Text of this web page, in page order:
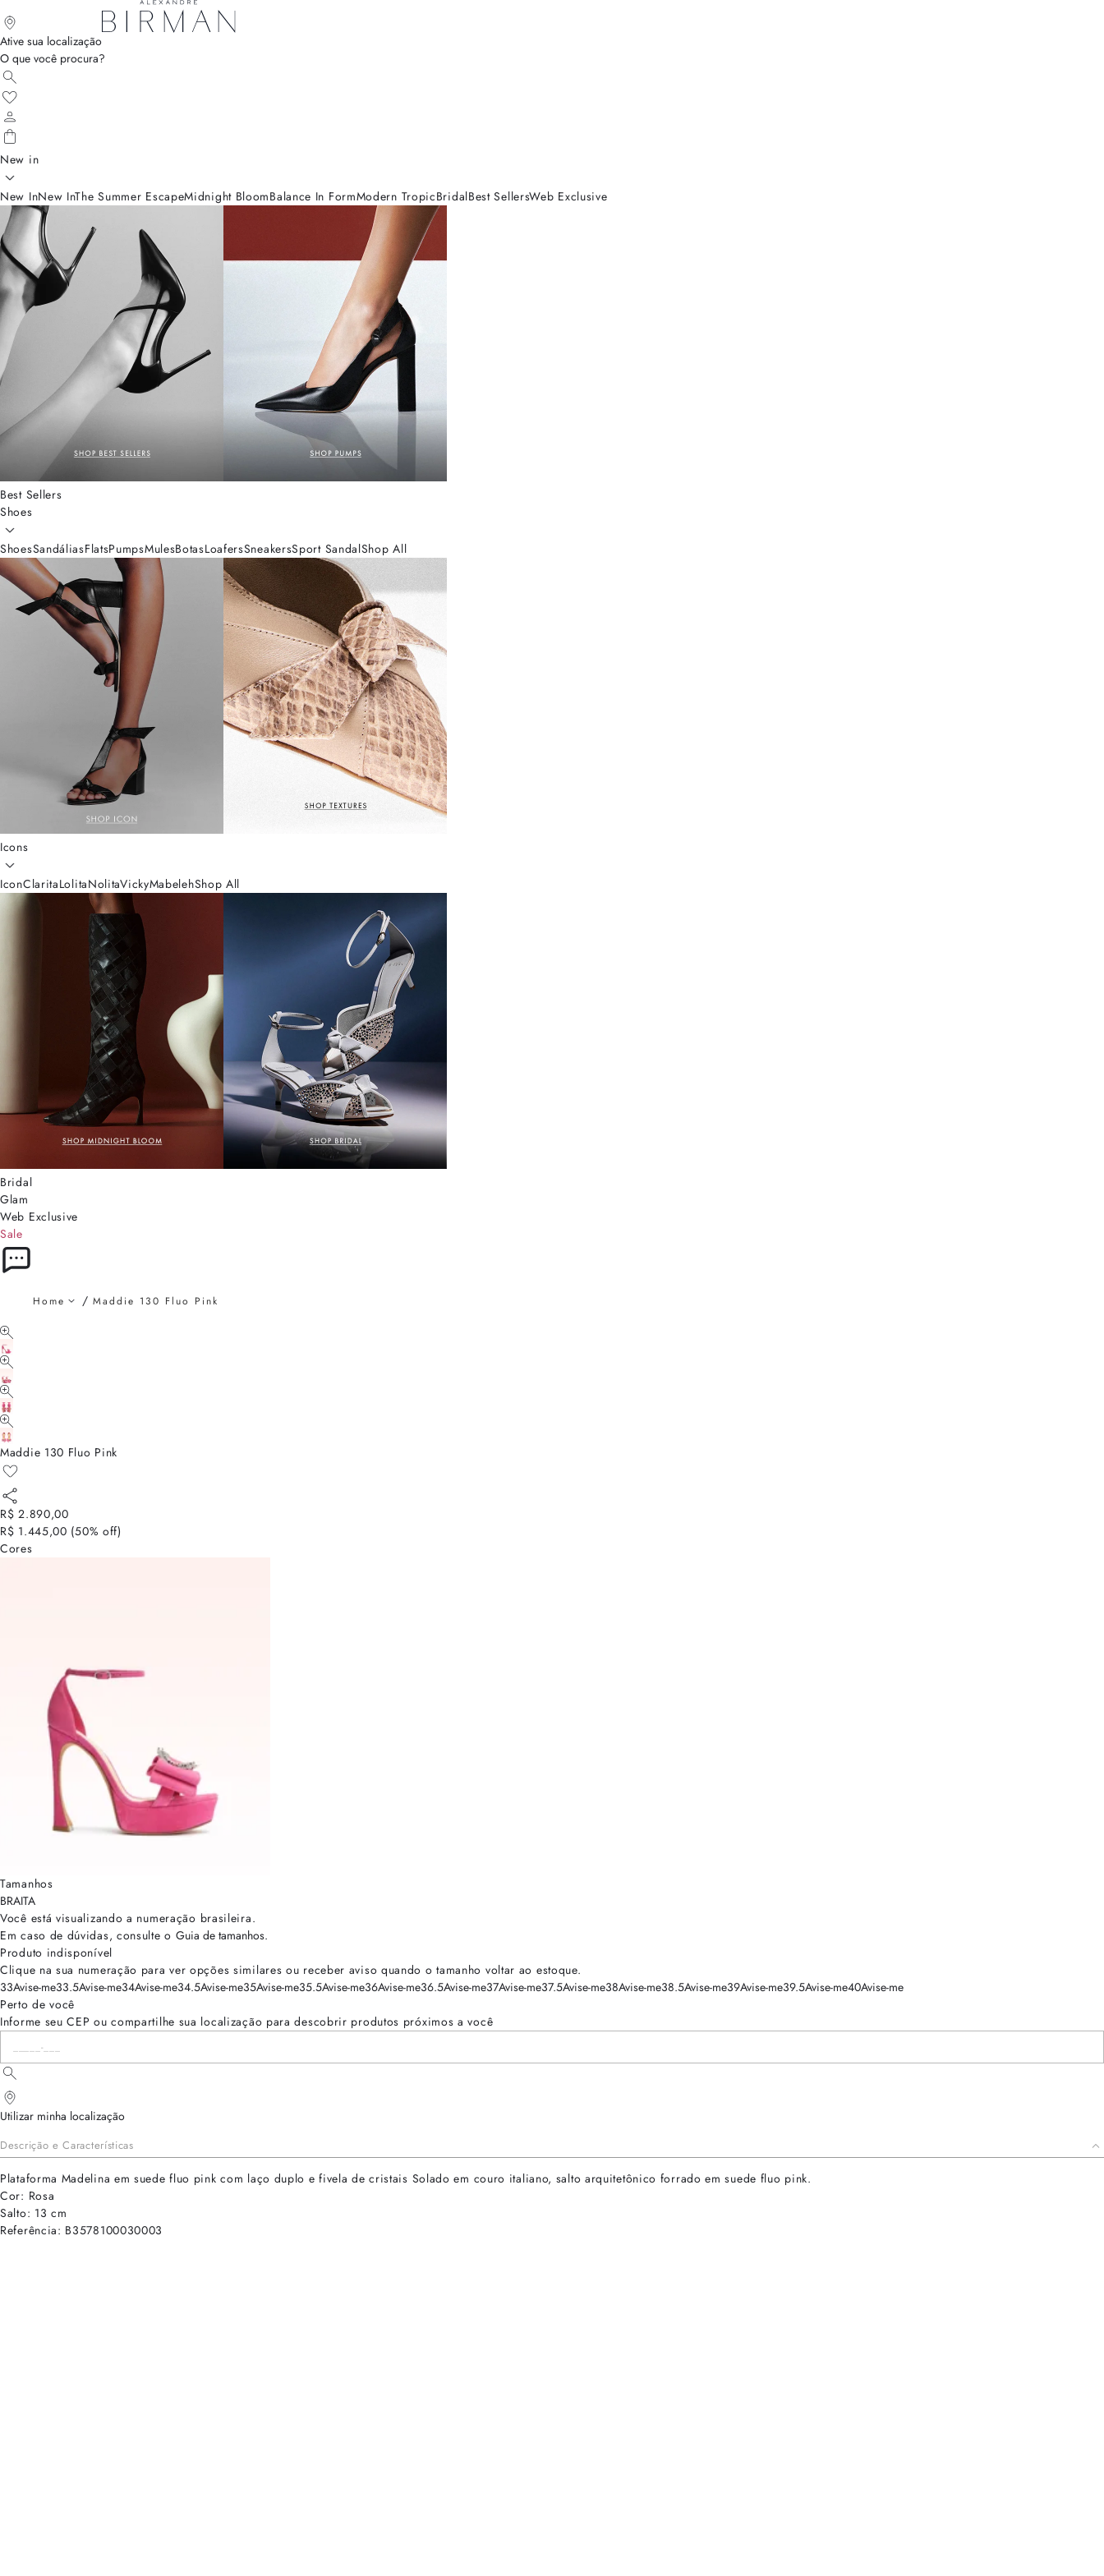
Ative sua localização
O que você procura?
New in
New InNew InThe Summer EscapeMidnight BloomBalance In FormModern TropicBridalBest SellersWeb Exclusive
Best Sellers
Shoes
ShoesSandáliasFlatsPumpsMulesBotasLoafersSneakersSport SandalShop All
Icons
IconClaritaLolitaNolitaVickyMabelehShop All
Bridal
Glam
Web Exclusive
Sale
Home Maddie 130 Fluo Pink
Maddie 130 Fluo Pink
R$ 2.890,00
R$ 1.445,00 (50% off)
Cores
Tamanhos
BRAITA
Você está visualizando a numeração brasileira.
Em caso de dúvidas, consulte o Guia de tamanhos.
Produto indisponível
Clique na sua numeração para ver opções similares ou receber aviso quando o tamanho voltar ao estoque.
33Avise-me33.5Avise-me34Avise-me34.5Avise-me35Avise-me35.5Avise-me36Avise-me36.5Avise-me37Avise-me37.5Avise-me38Avise-me38.5Avise-me39Avise-me39.5Avise-me40Avise-me
Perto de você
Informe seu CEP ou compartilhe sua localização para descobrir produtos próximos a você
Utilizar minha localização
Descrição e Características
Plataforma Madelina em suede fluo pink com laço duplo e fivela de cristais Solado em couro italiano, salto arquitetônico forrado em suede fluo pink.
Cor: Rosa
Salto: 13 cm
Referência: B3578100030003